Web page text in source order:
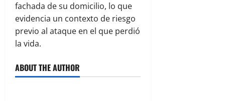
fachada de su domicilio, lo que
evidencia un contexto de riesgo
previo al ataque en el que perdió
la vida.
ABOUT THE AUTHOR